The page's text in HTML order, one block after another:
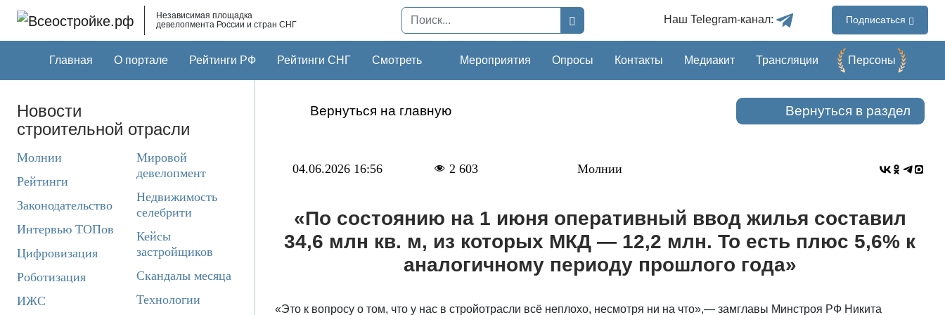
Независимая площадка
девелопмента России и стран СНГ
Наш Telegram-канал: Подписаться
Главная О портале Рейтинги РФ Рейтинги СНГ Смотреть Мероприятия Опросы Контакты Медиакит Трансляции Перcоны
Новости
строительной отрасли
Молнии
Рейтинги
Законодательство
Интервью ТОПов
Цифровизация
Роботизация
ИЖС
Мировой
девелопмент
Недвижимость
селебрити
Кейсы
застройщиков
Скандалы месяца
Технологии
Вернуться на главную Вернуться в раздел
04.06.2026 16:56 2 603 Молнии
«По состоянию на 1 июня оперативный ввод жилья составил
34,6 млн кв. м, из которых МКД — 12,2 млн. То есть плюс 5,6% к
аналогичному периоду прошлого года»
«Это к вопросу о том, что у нас в стройотрасли всё неплохо, несмотря ни на что»,— замглавы Минстроя РФ Никита